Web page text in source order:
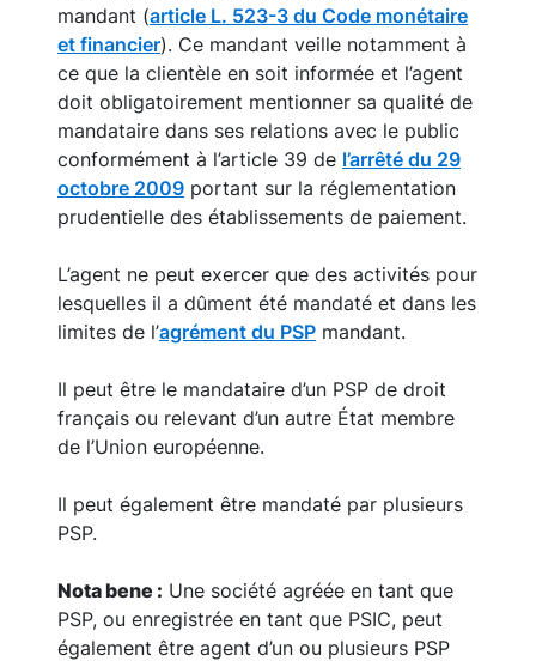
mandant (article L. 523-3 du Code monétaire
et financier). Ce mandant veille notamment à
ce que la clientèle en soit informée et l’agent
doit obligatoirement mentionner sa qualité de
mandataire dans ses relations avec le public
conformément à l’article 39 de l’arrêté du 29
octobre 2009 portant sur la réglementation
prudentielle des établissements de paiement.
L’agent ne peut exercer que des activités pour
lesquelles il a dûment été mandaté et dans les
limites de l’agrément du PSP mandant.
Il peut être le mandataire d’un PSP de droit
français ou relevant d’un autre État membre
de l’Union européenne.
Il peut également être mandaté par plusieurs
PSP.
Nota bene : Une société agréée en tant que
PSP, ou enregistrée en tant que PSIC, peut
également être agent d’un ou plusieurs PSP